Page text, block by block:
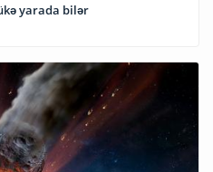
yarada bilər